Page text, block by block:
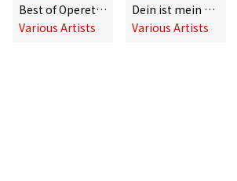
Best of Operetta [International Version]
Various Artists
Dein ist mein ganzes Herz - Best Of Operetta
Various Artists